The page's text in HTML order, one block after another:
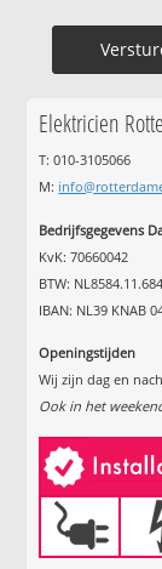
Elektricien
T: 010-3105066
M:
Bedrijfsgegevens
KvK: 70660042
BTW:
IBAN: NL39 KNAB
Openingstijden
Wij zijn dag en
Ook in het